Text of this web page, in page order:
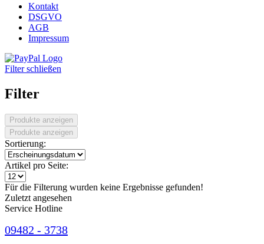
Kontakt
DSGVO
AGB
Impressum
Filter schließen
Filter
Produkte anzeigen
Produkte anzeigen
Sortierung:
Artikel pro Seite:
Für die Filterung wurden keine Ergebnisse gefunden!
Zuletzt angesehen
Service Hotline
09482 - 3738